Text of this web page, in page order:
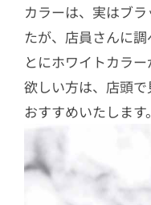
カラーは、実はブ
たが、店員さんに
とにホワイトカラ
欲しい方は、店頭
おすすめいたします。